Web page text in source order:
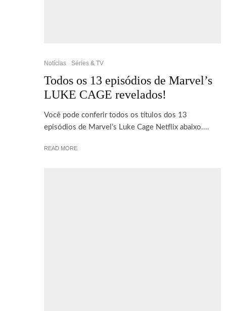
Notícias Séries & TV
Todos os 13 episódios de Marvel’s
LUKE CAGE revelados!
Você pode conferir todos os títulos dos 13
episódios de Marvel’s Luke Cage Netflix abaixo....
READ MORE